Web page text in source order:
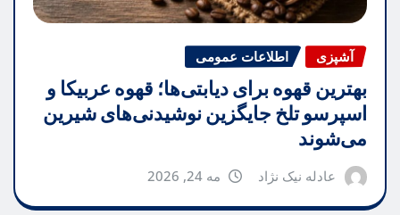
آشپزی اطلاعات عمومی
بهترین قهوه برای دیابتی‌ها؛ قهوه عربیکا و
اسپرسو تلخ جایگزین نوشیدنی‌های شیرین
می‌شوند
عادله نیک نژاد مه 24, 2026